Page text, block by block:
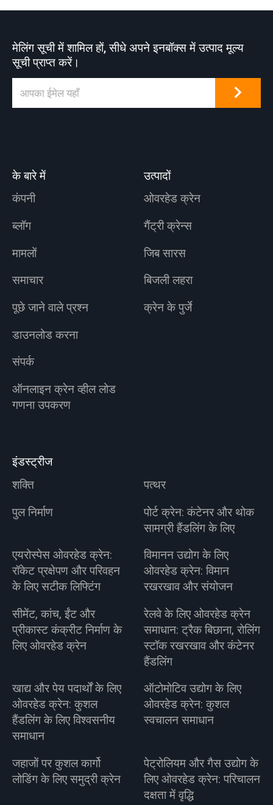
मेलिंग सूची में शामिल हों, सीधे अपने इनबॉक्स में उत्पाद मूल्य
सूची प्राप्त करें।
के बारे में
कंपनी
ब्लॉग
मामलों
समाचार
पूछे जाने वाले प्रश्न
डाउनलोड करना
संपर्क
ऑनलाइन क्रेन व्हील लोड
गणना उपकरण
उत्पादों
ओवरहेड क्रेन
गैंट्री क्रेन्स
जिब सारस
बिजली लहरा
क्रेन के पुर्जे
इंडस्ट्रीज
शक्ति
पत्थर
पुल निर्माण
पोर्ट क्रेन: कंटेनर और थोक
सामग्री हैंडलिंग के लिए
एयरोस्पेस ओवरहेड क्रेन:
रॉकेट प्रक्षेपण और परिवहन
के लिए सटीक लिफ्टिंग
विमानन उद्योग के लिए
ओवरहेड क्रेन: विमान
रखरखाव और संयोजन
सीमेंट, कांच, ईंट और
प्रीकास्ट कंक्रीट निर्माण के
लिए ओवरहेड क्रेन
रेलवे के लिए ओवरहेड क्रेन
समाधान: ट्रैक बिछाना, रोलिंग
स्टॉक रखरखाव और कंटेनर
हैंडलिंग
खाद्य और पेय पदार्थों के लिए
ओवरहेड क्रेन: कुशल
हैंडलिंग के लिए विश्वसनीय
समाधान
ऑटोमोटिव उद्योग के लिए
ओवरहेड क्रेन: कुशल
स्वचालन समाधान
जहाजों पर कुशल कार्गो
लोडिंग के लिए समुद्री क्रेन
पेट्रोलियम और गैस उद्योग के
लिए ओवरहेड क्रेन: परिचालन
दक्षता में वृद्धि